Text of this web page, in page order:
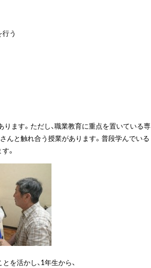
う
ます。ただし、職業教育に重点を置いている専
んと触れ合う授業があります。普段学んでいる
。
を活かし、1年生から、